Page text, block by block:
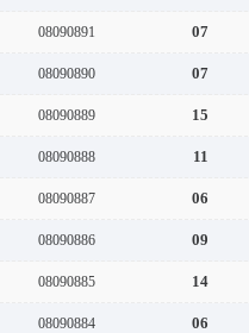
08090891 07
08090890 07
08090889 15
08090888 11
08090887 06
08090886 09
08090885 14
08090884 06